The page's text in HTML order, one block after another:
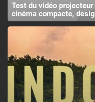
Test du vidéo
cinéma compacte,